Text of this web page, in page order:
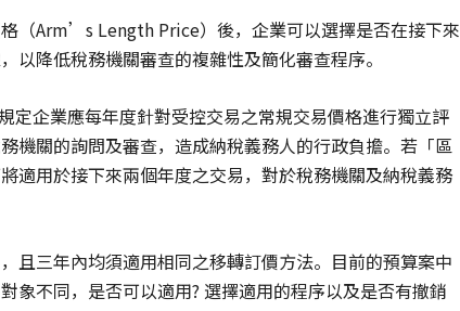
（Arm’s Length Price）後，企業可以選擇是否在接下來
降低稅務機關審查的複雜性及簡化審查程序。
定企業應每年度針對受控交易之常規交易價格進行獨立評
機關的詢問及審查，造成納稅義務人的行政負擔。若「區
適用於接下來兩個年度之交易，對於稅務機關及納稅義務
且三年內均須適用相同之移轉訂價方法。目前的預算案中
象不同，是否可以適用? 選擇適用的程序以及是否有撤銷